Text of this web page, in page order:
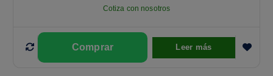
Cotiza con nosotros
Leer más